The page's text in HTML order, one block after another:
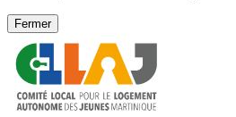
Fermer